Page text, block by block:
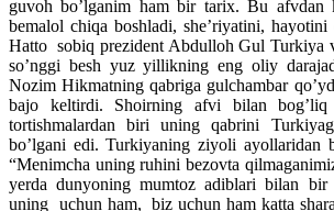
guvoh bo’lganim ham bir tarix. Bu afvdan
bemalol chiqa boshladi, she’riyatini, hayotini
Hatto sobiq prezident Abdulloh Gul Turkiya
so’nggi besh yuz yillikning eng oliy
Nozim Hikmatning qabriga gulchambar
bajo keltirdi. Shoirning afvi bilan bog’liq
tortishmalardan biri uning qabrini
bo’lgani edi. Turkiyaning ziyoli ayollaridan
“Menimcha uning ruhini bezovta
yerda dunyoning mumtoz adiblari bilan
uning uchun ham, biz uchun ham katta